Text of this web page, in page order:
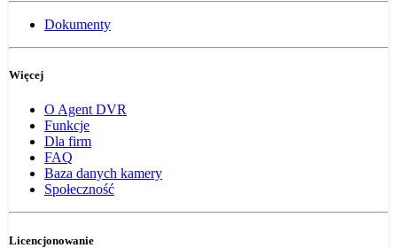
Dokumenty
Więcej
O Agent DVR
Funkcje
Dla firm
FAQ
Baza danych kamery
Społeczność
Licencjonowanie